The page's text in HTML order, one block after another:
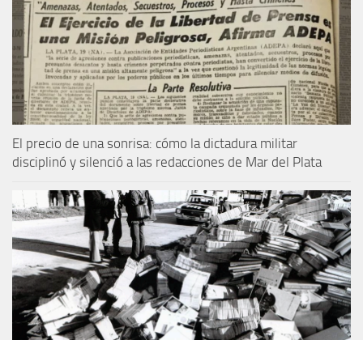
El precio de una sonrisa: cómo la dictadura militar
disciplinó y silenció a las redacciones de Mar del Plata